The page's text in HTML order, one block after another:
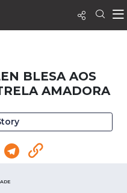
BLESA AOS
AMADORA